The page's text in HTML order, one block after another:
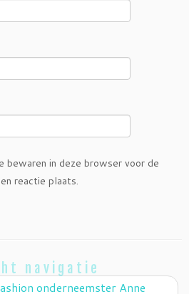
bewaren in deze browser voor de
reactie plaats.
navigatie
onderneemster Anne